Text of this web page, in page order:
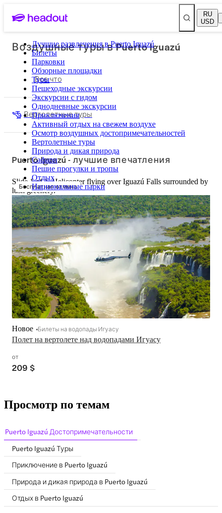
RU
USD
Лучшие развлечения в Puerto Iguazú
Билеты
Парковки
Обзорные площадки
Туры
Пешеходные экскурсии
Экскурсии с гидом
Однодневные экскурсии
Приключения
Активный отдых на свежем воздухе
Осмотр воздушных достопримечательностей
Вертолетные туры
Природа и дикая природа
Сафари
Пешие прогулки и тропы
Отдых
Национальные парки
Воздушные туры в Puerto Iguazú
Все что
Вертолетные туры
Puerto Iguazú - лучшие впечатления
Бесплатная отмена
Slide 1 of 1, Helicopter flying over Iguazú Falls surrounded by
lush greenery.
Полет на вертолете над водопадами Игуасу
Новое Билеты на водопады Игуасу
от
209 $
Просмотр по темам
Puerto Iguazú Достопримечательности
Puerto Iguazú Туры
Приключение в Puerto Iguazú
Природа и дикая природа в Puerto Iguazú
Отдых в Puerto Iguazú